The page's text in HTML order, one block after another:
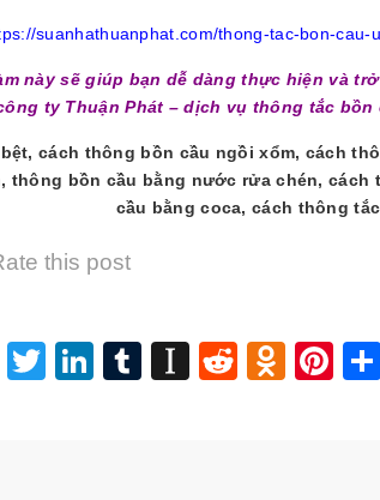
suanhathuanphat.com/thong-tac-bon-cau-
này sẽ giúp bạn dễ dàng thực hiện và
ty Thuận Phát – dịch vụ thông tắc
cách thông bồn cầu ngồi xổm, cách
thông bồn cầu bằng nước rửa chén,cách
cầu bằng coca,cách thông
this post
Facebook
TwitterLinkedIn
Tumblr
Instapaper
Reddit